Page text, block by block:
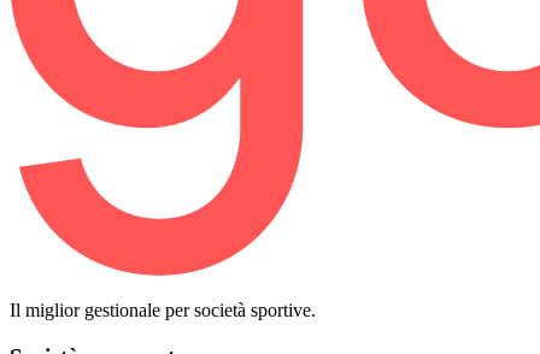
Il miglior gestionale per società sportive.